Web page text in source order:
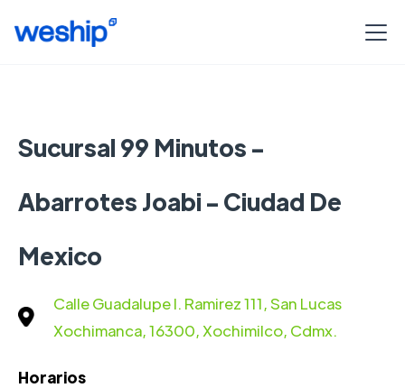
Sucursal 99 Minutos -
Abarrotes Joabi - Ciudad De
Mexico
Calle Guadalupe I. Ramirez 111, San Lucas
Xochimanca, 16300, Xochimilco, Cdmx.
Horarios